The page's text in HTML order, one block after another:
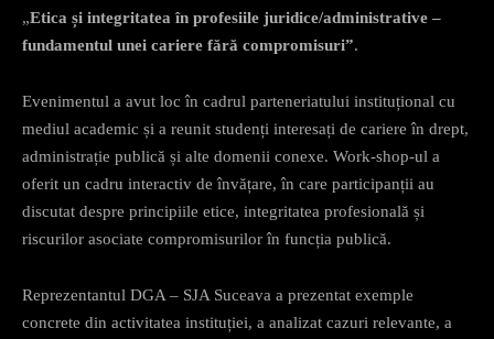
„Etica și integritatea în profesiile juridice/administrative –
fundamentul unei cariere fără compromisuri”.
Evenimentul a avut loc în cadrul parteneriatului instituțional cu
mediul academic și a reunit studenți interesați de cariere în drept,
administrație publică și alte domenii conexe. Work-shop-ul a
oferit un cadru interactiv de învățare, în care participanții au
discutat despre principiile etice, integritatea profesională și
riscurilor asociate compromisurilor în funcția publică.
Reprezentantul DGA – SJA Suceava a prezentat exemple
concrete din activitatea instituției, a analizat cazuri relevante, a